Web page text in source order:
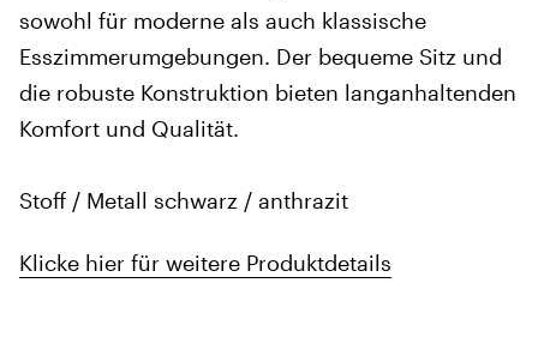
sowohl für moderne als auch klassische
Esszimmerumgebungen. Der bequeme Sitz und
die robuste Konstruktion bieten langanhaltenden
Komfort und Qualität.
Stoff / Metall schwarz / anthrazit
Klicke hier für weitere Produktdetails